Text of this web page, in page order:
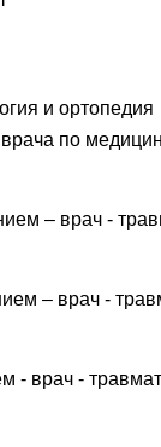
и ортопедия
по
– врач -
– врач -
- врач -